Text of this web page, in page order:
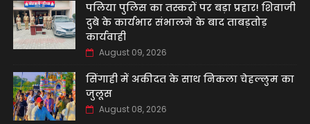
पलिया पुलिस का तस्करों पर बड़ा प्रहार! शिवाजी
दुबे के कार्यभार संभालने के बाद ताबड़तोड़
कार्यवाही
August 09, 2026
सिंगाही में अकीदत के साथ निकला चेहल्लुम का
जुलूस
August 08, 2026